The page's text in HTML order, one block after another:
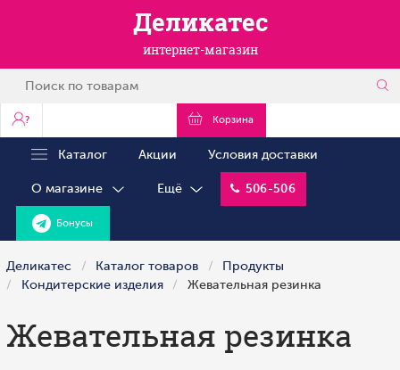
Деликатес
интернет-магазин
? Корзина
Каталог Акции Условия доставки
О магазине Ещё 506-506
Бонусы
Деликатес Каталог товаров
Продукты
Кондитерские изделия
Жевательная резинка
Жевательная резинка